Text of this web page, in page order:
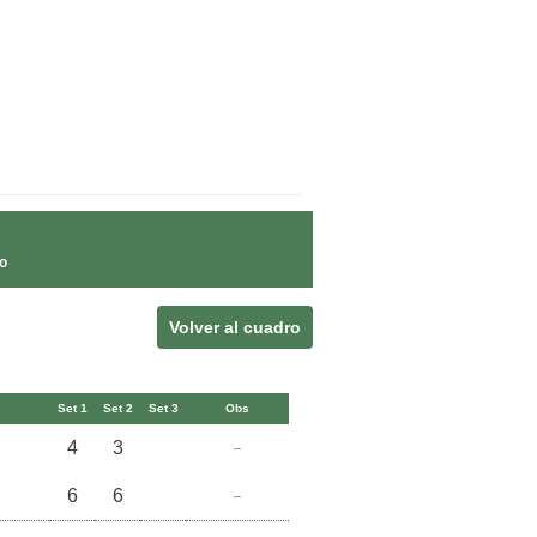
Volver al cuadro
Set 1 Set 2 Set 3 Obs
4 3 --
6 6 --